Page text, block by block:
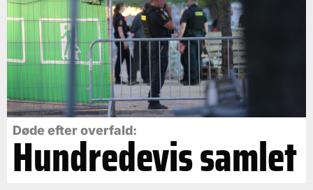
Døde efter overfald:
Hundredevis samlet